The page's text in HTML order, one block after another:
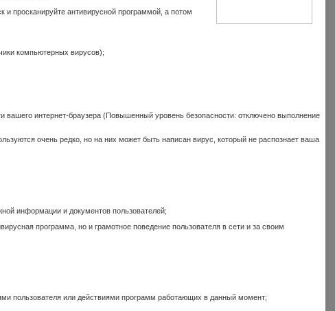
и просканируйте антивирусной программой, а потом
компьютерных вирусов);
вашего интернет-браузера (Повышенный уровень безопасности: отключено выполнение
очень редко, но на них может быть написан вирус, который не распознает ваша
информации и документов пользователей;
программа, но и грамотное поведение пользователя в сети и за своим
пользователя или действиями программ работающих в данный момент;